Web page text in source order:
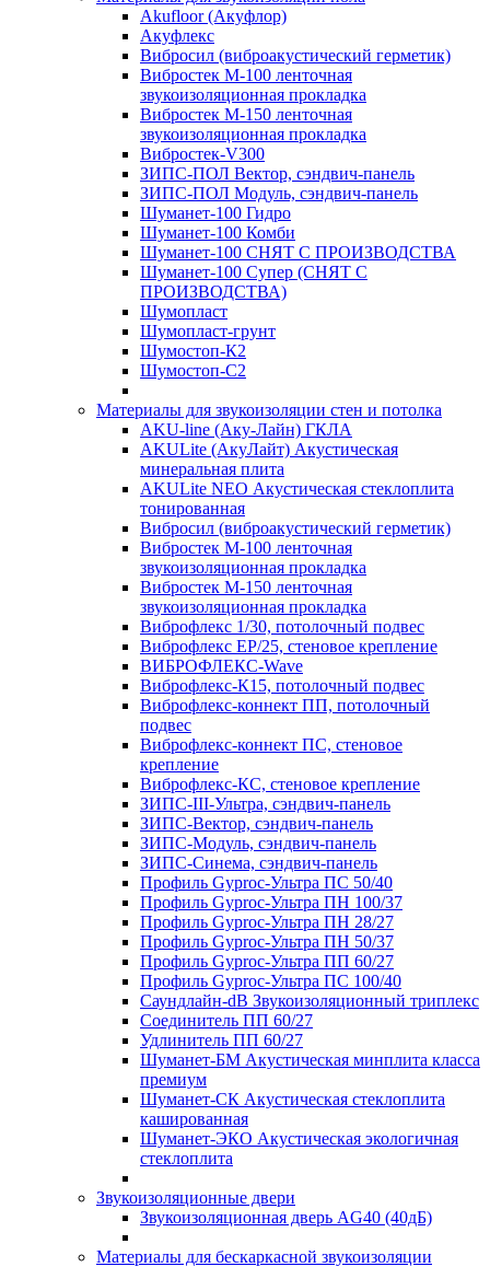
Akufloor (Акуфлор)
Акуфлекс
Вибросил (виброакустический герметик)
Вибростек М-100 ленточная
звукоизоляционная прокладка
Вибростек М-150 ленточная
звукоизоляционная прокладка
Вибростек-V300
ЗИПС-ПОЛ Вектор, сэндвич-панель
ЗИПС-ПОЛ Модуль, сэндвич-панель
Шуманет-100 Гидро
Шуманет-100 Комби
Шуманет-100 СНЯТ С ПРОИЗВОДСТВА
Шуманет-100 Супер (СНЯТ С
ПРОИЗВОДСТВА)
Шумопласт
Шумопласт-грунт
Шумостоп-К2
Шумостоп-С2
Материалы для звукоизоляции стен и потолка
AKU-line (Aку-Лайн) ГКЛА
AKULite (АкуЛайт) Акустическая
минеральная плита
AKULite NEO Акустическая стеклоплита
тонированная
Вибросил (виброакустический герметик)
Вибростек М-100 ленточная
звукоизоляционная прокладка
Вибростек М-150 ленточная
звукоизоляционная прокладка
Виброфлекс 1/30, потолочный подвес
Виброфлекс EP/25, стеновое крепление
ВИБРОФЛЕКС-Wave
Виброфлекс-К15, потолочный подвес
Виброфлекс-коннект ПП, потолочный
подвес
Виброфлекс-коннект ПС, стеновое
крепление
Виброфлекс-КС, стеновое крепление
ЗИПС-III-Ультра, сэндвич-панель
ЗИПС-Вектор, сэндвич-панель
ЗИПС-Модуль, сэндвич-панель
ЗИПС-Синема, сэндвич-панель
Профиль Gyproc-Ультра ПC 50/40
Профиль Gyproc-Ультра ПН 100/37
Профиль Gyproc-Ультра ПН 28/27
Профиль Gyproc-Ультра ПН 50/37
Профиль Gyproc-Ультра ПП 60/27
Профиль Gyproc-Ультра ПС 100/40
Саундлайн-dB Звукоизоляционный триплекс
Соединитель ПП 60/27
Удлинитель ПП 60/27
Шуманет-БМ Акустическая минплита класса
премиум
Шуманет-СК Акустическая стеклоплита
кашированная
Шуманет-ЭКО Акустическая экологичная
стеклоплита
Звукоизоляционные двери
Звукоизоляционная дверь AG40 (40дБ)
Материалы для бескаркасной звукоизоляции